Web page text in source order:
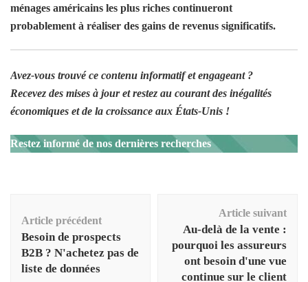
ménages américains les plus riches continueront
probablement à réaliser des gains de revenus significatifs.
Avez-vous trouvé ce contenu informatif et engageant ?
Recevez des mises à jour et restez au courant des inégalités
économiques et de la croissance aux États-Unis !
Restez informé de nos dernières recherches
d'article
Article précédent
Besoin de prospects
B2B ? N'achetez pas de
liste de données
Article suivant
Au-delà de la vente :
pourquoi les assureurs
ont besoin d'une vue
continue sur le client